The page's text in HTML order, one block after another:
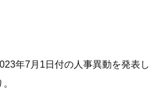
年7月1日付の人事異動を発表し